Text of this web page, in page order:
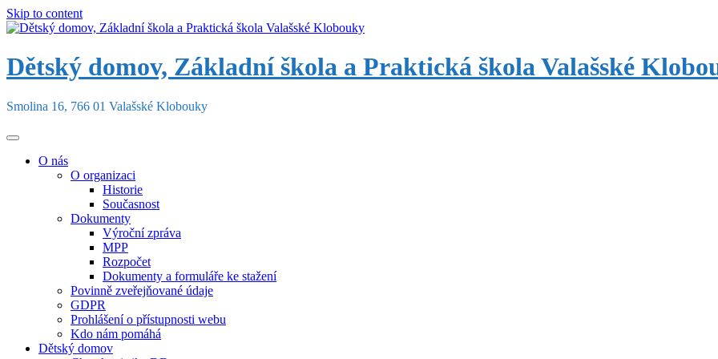
Skip to content
Dětský domov, Základní škola a Praktická škola Valašské
Smolina 16, 766 01 Valašské Klobouky
O nás
O organizaci
Historie
Současnost
Dokumenty
Výroční zpráva
MPP
Rozpočet
Dokumenty a formuláře ke stažení
Povinně zveřejňované údaje
GDPR
Prohlášení o přístupnosti webu
Kdo nám pomáhá
Dětský domov